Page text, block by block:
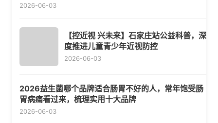
2026-06-03
【控近视 兴未来】石家庄站公益科普，深
度推进儿童青少年近视防控
2026-06-03
2026益生菌哪个品牌适合肠胃不好的人，常年饱受肠
胃病痛看过来，梳理实用十大品牌
2026-06-03